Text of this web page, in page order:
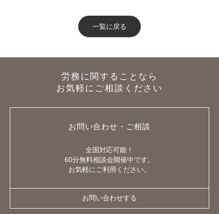
一覧に戻る
労務に関することなら
お気軽にご相談ください
お問い合わせ・ご相談
全国対応可能！
60分無料相談会開催中です。
お気軽にご利用ください。
お問い合わせする